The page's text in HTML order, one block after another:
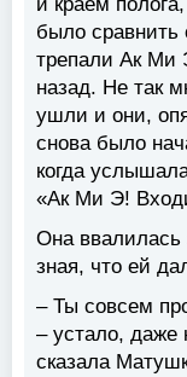
было
трепали Ак Ми
назад. Не так
ушли и они,
снова было
когда
«Ак Ми Э!
Она ввалилась
зная, что ей
– Ты совсем
– устало, даже
сказала